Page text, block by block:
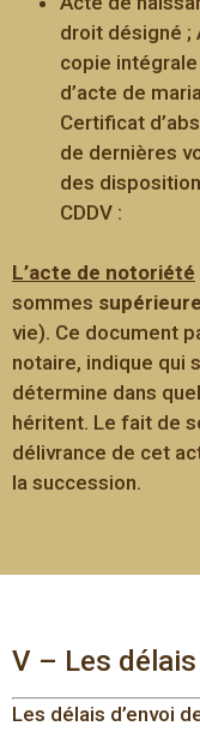
droit désigné ;
copie
d’acte de
Certificat
de dernières
des
CDDV :
L’acte de notoriété
sommes
vie). Ce document
notaire, indique qui
détermine dans
héritent. Le fait de
délivrance de cet
la succession.
V – Les
Les délais d’envoi